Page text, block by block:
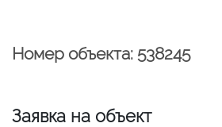
Номер объекта: 538245
Заявка на объект